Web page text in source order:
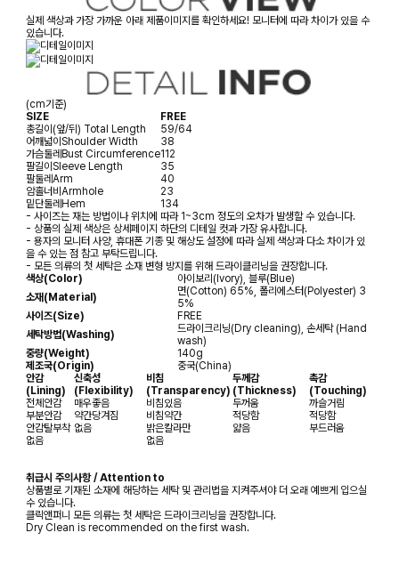
실제 색상과 가장 가까운 아래 제품이미지를 확인하세요! 모니터에 따라 차이가 있을 수
있습니다.
(cm기준)
SIZE
FREE
총길이(앞/뒤) Total Length
59/64
어깨넓이Shoulder Width
38
가슴둘레Bust Circumference112
팔길이Sleeve Length
35
팔둘레Arm
40
암홀너비Armhole
23
밑단둘레Hem
134
- 사이즈는 재는 방법이나 위치에 따라 1~3cm 정도의 오차가 발생할 수 있습니다.
- 상품의 실제 색상은 상세페이지 하단의 디테일 컷과 가장 유사합니다.
- 용자의 모니터 사양, 휴대폰 기종 및 해상도 설정에 따라 실제 색상과 다소 차이가 있
을 수 있는 점 참고 부탁드립니다.
- 모든 의류의 첫 세탁은 소재 변형 방지를 위해 드라이클리닝을 권장합니다.
색상(Color)
아이보리(Ivory), 블루(Blue)
소재(Material)
면(Cotton) 65%, 폴리에스터(Polyester) 3
5%
사이즈(Size)
FREE
세탁방법(Washing)
드라이크리닝(Dry cleaning), 손세탁 (Hand
wash)
중량(Weight)
140g
제조국(Origin)
중국(China)
안감
(Lining)
신축성
(Flexibility)
비침
(Transparency)
두께감
(Thickness)
촉감
(Touching)
전체안감
매우좋음 비침있음 두꺼움
까슬거림
부분안감
약간당겨짐 비침약간 적당함
적당함
안감탈부착 없음 밝은칼라만 얇음
부드러움
없음
없음
취급시 주의사항 / Attention to
상품별로 기재된 소재에 해당하는 세탁 및 관리법을 지켜주셔야 더 오래 예쁘게 입으실
수 있습니다.
클릭앤퍼니 모든 의류는 첫 세탁은 드라이크리닝을 권장합니다.
Dry Clean is recommended on the first wash.